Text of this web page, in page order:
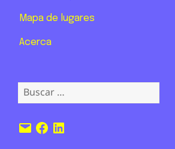
Mapa de lugares
Acerca
Buscar:
Correo
electrónico
Facebook
LinkedIn